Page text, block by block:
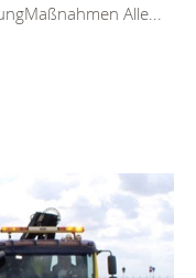
Alle...